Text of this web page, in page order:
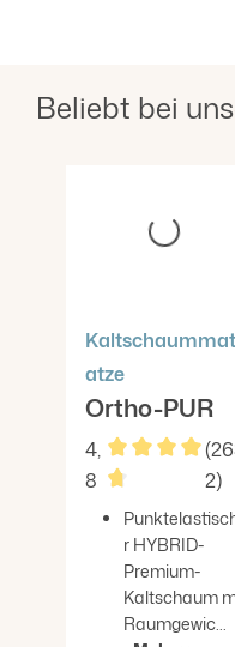
Beliebt bei
atze
Ortho-PUR
4,
8
2)
r HYBRID-
Premium-
Kaltschaum
Raumgewic...